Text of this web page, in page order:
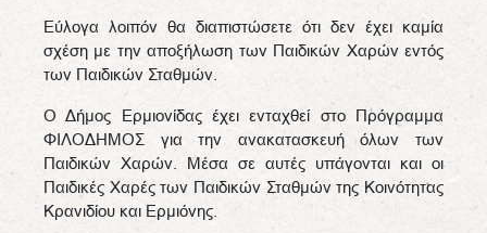
Εύλογα λοιπόν θα διαπιστώσετε ότι δεν έχει καμία
σχέση με την αποξήλωση των Παιδικών Χαρών εντός
των Παιδικών Σταθμών.
Ο Δήμος Ερμιονίδας έχει ενταχθεί στο Πρόγραμμα
ΦΙΛΟΔΗΜΟΣ για την ανακατασκευή όλων των
Παιδικών Χαρών. Μέσα σε αυτές υπάγονται και οι
Παιδικές Χαρές των Παιδικών Σταθμών της Κοινότητας
Κρανιδίου και Ερμιόνης.